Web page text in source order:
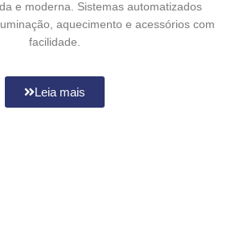
e moderna. Sistemas automatizados
aquecimento e acessórios com
facilidade.
Leia mais